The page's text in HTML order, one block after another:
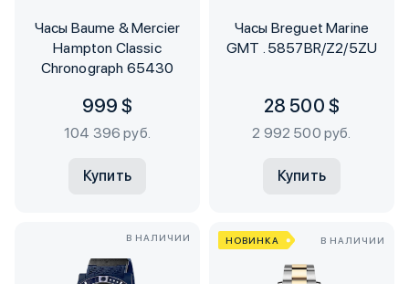
Часы Baume & Mercier
Hampton Classic
Chronograph 65430
999 $
104 396 руб.
Купить
Часы Breguet Marine
GMT . 5857BR/Z2/5ZU
28 500 $
2 992 500 руб.
Купить
В НАЛИЧИИ НОВИНКА В НАЛИЧИИ